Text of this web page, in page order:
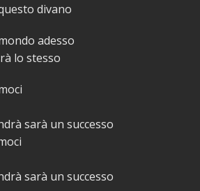
divano
adesso
lo stesso
sarà un successo
sarà un successo